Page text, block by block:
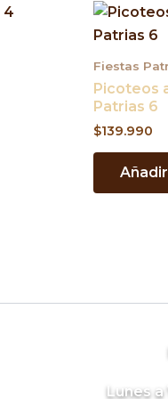
Fiestas
Picoteos
Patrias 6
$139.990
Lunes